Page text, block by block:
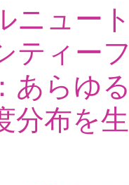
ニュー
ティー
あらゆ
分布を